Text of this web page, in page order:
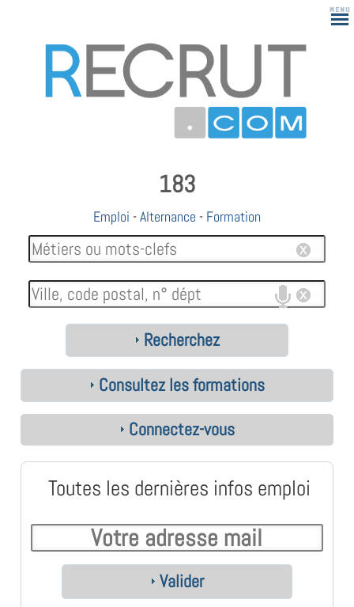
183
Emploi -Alternance - Formation
Recherchez
Consultez les formations
Connectez-vous
Toutes les dernières infos emploi
Valider